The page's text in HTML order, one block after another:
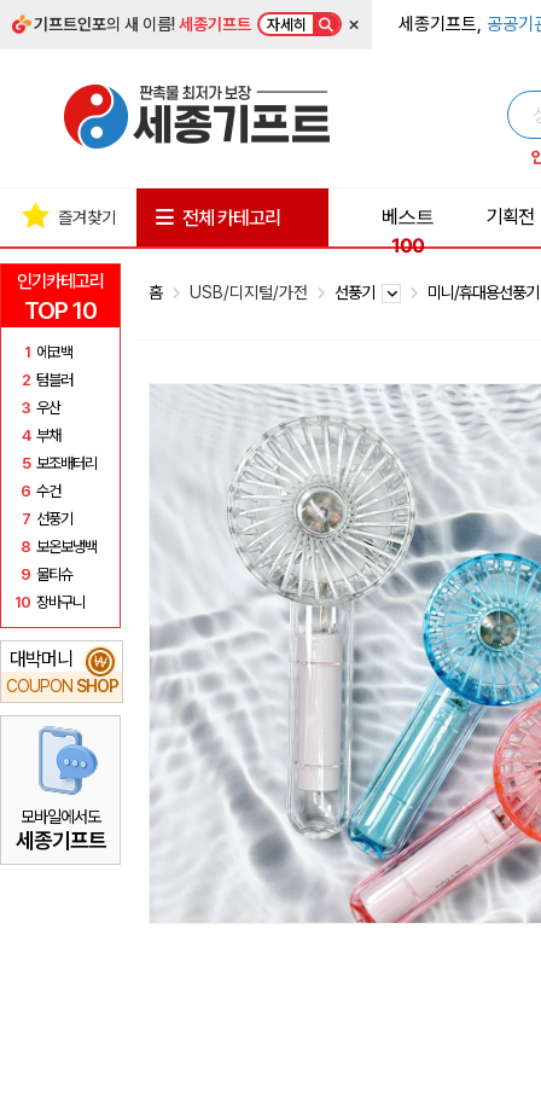
기프트인포의 새 이름!세종기프트 자세히 × 세종기프트, 공공기
인기카테고리
TOP 10
1 에코백
2 텀블러
3 우산
4 부채
5 보조배터리
6 수건
7 선풍기
8 보온보냉백
9 물티슈
10 장바구니
대박머니
COUPON SHOP
₩
모바일에서도
세종기프트
즐겨찾기 전체 카테고리
베스트
100
기획전
홈 USB/디지털/가전 선풍기 미니/휴대용선풍